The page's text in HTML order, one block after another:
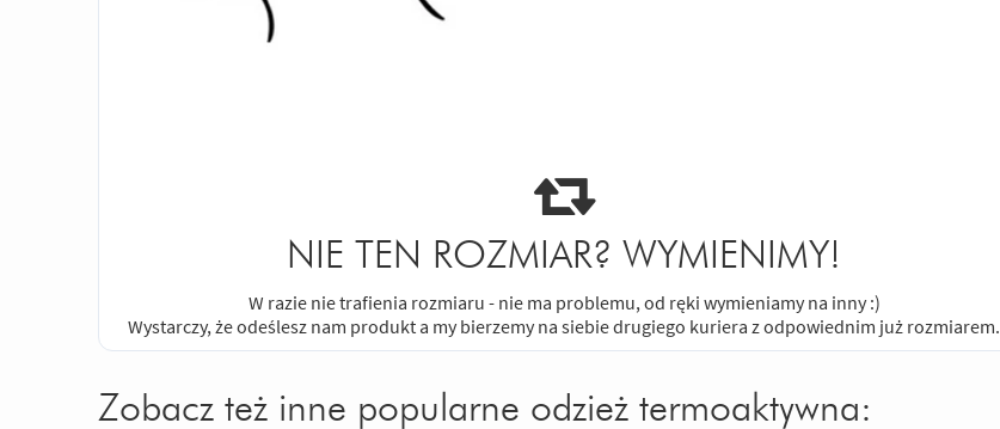
NIE TEN ROZMIAR? WYMIENIMY!
W razie nie trafienia rozmiaru - nie ma problemu, od ręki wymieniamy na inny :)
Wystarczy, że odeślesz nam produkt a my bierzemy na siebie drugiego kuriera z odpowiednim już rozmiarem.
Zobacz też inne popularne odzież termoaktywna: